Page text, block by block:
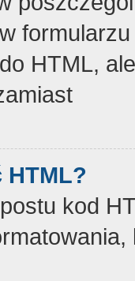
HTML,
HTML?
kod